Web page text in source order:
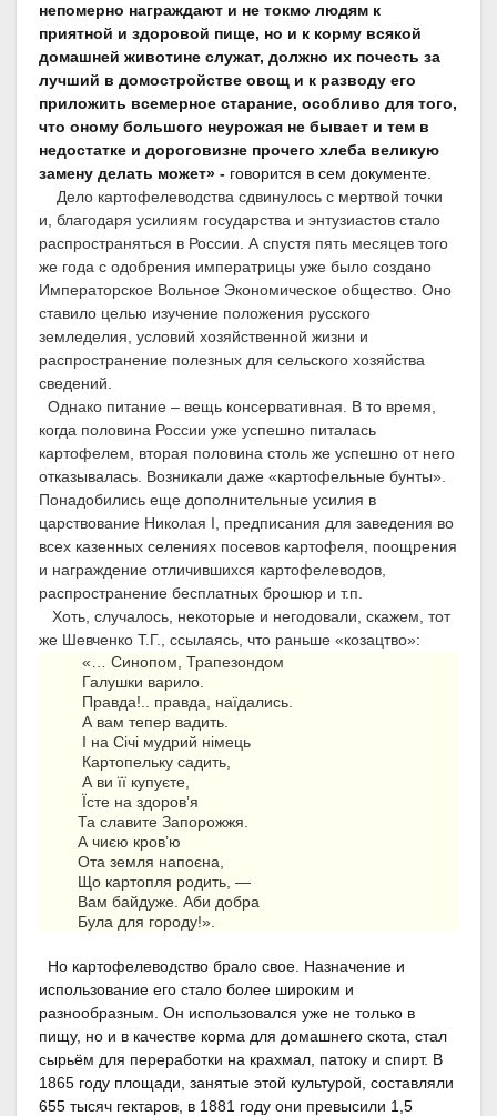
непомерно награждают и не токмо людям к
приятной и здоровой пище, но и к корму всякой
домашней животине служат, должно их почесть за
лучший в домостройстве овощ и к разводу его
приложить всемерное старание, особливо для того,
что оному большого неурожая не бывает и тем в
недостатке и дороговизне прочего хлеба великую
замену делать может» - говорится в сем документе.
Дело картофелеводства сдвинулось с мертвой точки
и, благодаря усилиям государства и энтузиастов стало
распространяться в России. А спустя пять месяцев того
же года с одобрения императрицы уже было создано
Императорское Вольное Экономическое общество. Оно
ставило целью изучение положения русского
земледелия, условий хозяйственной жизни и
распространение полезных для сельского хозяйства
сведений.
Однако питание – вещь консервативная. В то время,
когда половина России уже успешно питалась
картофелем, вторая половина столь же успешно от него
отказывалась. Возникали даже «картофельные бунты».
Понадобились еще дополнительные усилия в
царствование Николая I, предписания для заведения во
всех казенных селениях посевов картофеля, поощрения
и награждение отличившихся картофелеводов,
распространение бесплатных брошюр и т.п.
Хоть, случалось, некоторые и негодовали, скажем, тот
же Шевченко Т.Г., ссылаясь, что раньше «козацтво»:
«… Синопом, Трапезондом
Галушки варило.
Правда!.. правда, наїдались.
А вам тепер вадить.
І на Січі мудрий німець
Картопельку садить,
А ви її купуєте,
Їсте на здоров’я
Та славите Запорожжя.
А чиєю кров’ю
Ота земля напоєна,
Що картопля родить, —
Вам байдуже. Аби добра
Була для городу!».
Но картофелеводство брало свое. Назначение и
использование его стало более широким и
разнообразным. Он использовался уже не только в
пищу, но и в качестве корма для домашнего скота, стал
сырьём для переработки на крахмал, патоку и спирт. В
1865 году площади, занятые этой культурой, составляли
655 тысяч гектаров, в 1881 году они превысили 1,5